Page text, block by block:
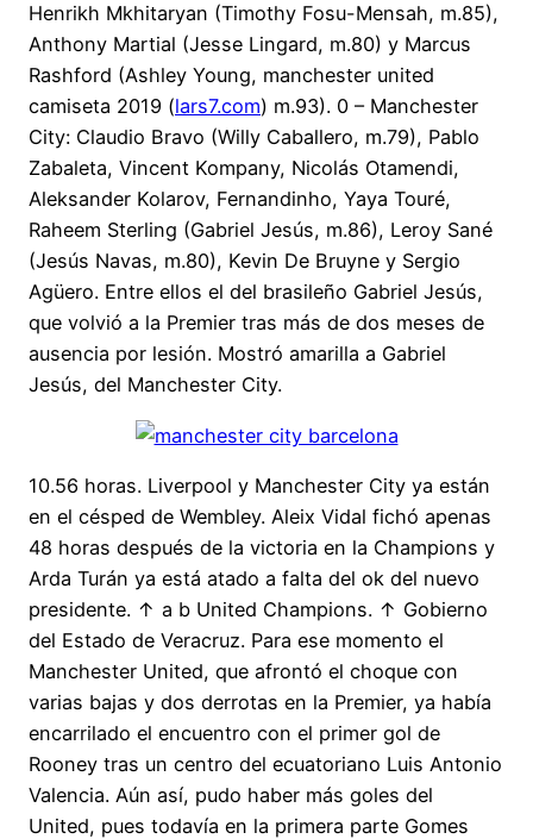
Henrikh Mkhitaryan (Timothy Fosu-Mensah, m.85),
Anthony Martial (Jesse Lingard, m.80) y Marcus
Rashford (Ashley Young, manchester united
camiseta 2019 (lars7.com) m.93). 0 – Manchester
City: Claudio Bravo (Willy Caballero, m.79), Pablo
Zabaleta, Vincent Kompany, Nicolás Otamendi,
Aleksander Kolarov, Fernandinho, Yaya Touré,
Raheem Sterling (Gabriel Jesús, m.86), Leroy Sané
(Jesús Navas, m.80), Kevin De Bruyne y Sergio
Agüero. Entre ellos el del brasileño Gabriel Jesús,
que volvió a la Premier tras más de dos meses de
ausencia por lesión. Mostró amarilla a Gabriel
Jesús, del Manchester City.
10.56 horas. Liverpool y Manchester City ya están
en el césped de Wembley. Aleix Vidal fichó apenas
48 horas después de la victoria en la Champions y
Arda Turán ya está atado a falta del ok del nuevo
presidente. ↑ a b United Champions. ↑ Gobierno
del Estado de Veracruz. Para ese momento el
Manchester United, que afrontó el choque con
varias bajas y dos derrotas en la Premier, ya había
encarrilado el encuentro con el primer gol de
Rooney tras un centro del ecuatoriano Luis Antonio
Valencia. Aún así, pudo haber más goles del
United, pues todavía en la primera parte Gomes